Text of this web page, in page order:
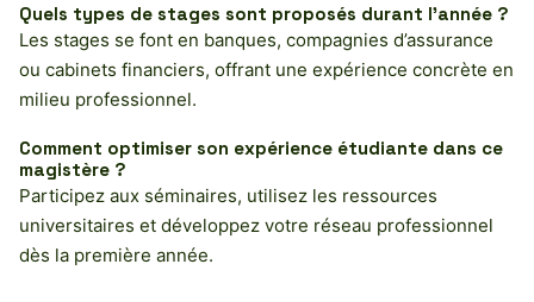
Quels types de stages sont proposés durant l’année ?
Les stages se font en banques, compagnies d’assurance
ou cabinets financiers, offrant une expérience concrète en
milieu professionnel.
Comment optimiser son expérience étudiante dans ce
magistère ?
Participez aux séminaires, utilisez les ressources
universitaires et développez votre réseau professionnel
dès la première année.